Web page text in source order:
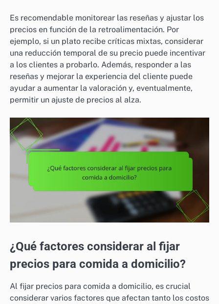
Es recomendable monitorear las reseñas y ajustar los
precios en función de la retroalimentación. Por
ejemplo, si un plato recibe críticas mixtas, considerar
una reducción temporal de su precio puede incentivar
a los clientes a probarlo. Además, responder a las
reseñas y mejorar la experiencia del cliente puede
ayudar a aumentar la valoración y, eventualmente,
permitir un ajuste de precios al alza.
¿Qué factores considerar al fijar
precios para comida a domicilio?
Al fijar precios para comida a domicilio, es crucial
considerar varios factores que afectan tanto los costos